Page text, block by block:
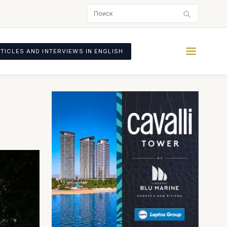
AND INTERVIEWS IN ENGLISH